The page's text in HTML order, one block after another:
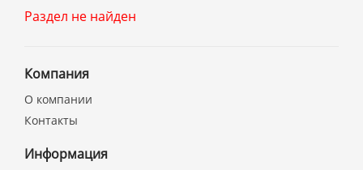
Раздел не найден
Компания
О компании
Контакты
Информация